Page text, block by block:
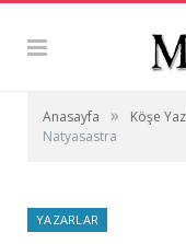
Anasayfa » Köşe
Natyasastra
YAZARLAR